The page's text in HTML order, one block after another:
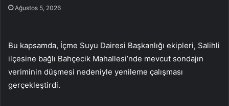
Ağustos 5, 2026
Bu kapsamda, İçme Suyu Dairesi Başkanlığı ekipleri, Salihli
ilçesine bağlı Bahçecik Mahallesi’nde mevcut sondajın
veriminin düşmesi nedeniyle yenileme çalışması
gerçekleştirdi.